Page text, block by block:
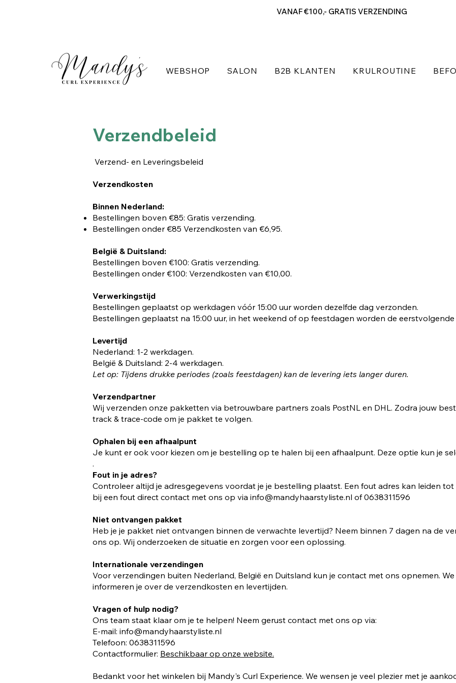
VANAF €100,- GRATIS VERZENDING
WEBSHOP SALON B2B KLANTEN KRULROUTINE
Verzendbeleid
Verzend- en Leveringsbeleid
Verzendkosten
Binnen Nederland:
Bestellingen boven €85: Gratis verzending.
Bestellingen onder €85 Verzendkosten van €6,95.
België & Duitsland:
Bestellingen boven €100: Gratis verzending.
Bestellingen onder €100: Verzendkosten van €10,00.
Verwerkingstijd
Bestellingen geplaatst op werkdagen vóór 15:00 uur worden dezelfde dag verzonden.
Bestellingen geplaatst na 15:00 uur, in het weekend of op feestdagen worden de
Levertijd
Nederland: 1-2 werkdagen.
België & Duitsland: 2-4 werkdagen.
Let op: Tijdens drukke periodes (zoals feestdagen) kan de levering iets langer duren.
Verzendpartner
Wij verzenden onze pakketten via betrouwbare partners zoals PostNL en DHL. Zodra jouw
track & trace-code om je pakket te volgen.
Ophalen bij een afhaalpunt
Je kunt er ook voor kiezen om je bestelling op te halen bij een afhaalpunt. Deze optie kun je
.
Fout in je adres?
Controleer altijd je adresgegevens voordat je je bestelling plaatst. Een fout adres kan leiden
bij een fout direct contact met ons op via info@mandyhaarstyliste.nl of 0638311596
Niet ontvangen pakket
Heb je je pakket niet ontvangen binnen de verwachte levertijd? Neem binnen 7 dagen na de
ons op. Wij onderzoeken de situatie en zorgen voor een oplossing.
Internationale verzendingen
Voor verzendingen buiten Nederland, België en Duitsland kun je contact met ons opnemen.
informeren je over de verzendkosten en levertijden.
Vragen of hulp nodig?
Ons team staat klaar om je te helpen! Neem gerust contact met ons op via:
E-mail: info@mandyhaarstyliste.nl
Telefoon: 0638311596
Contactformulier: Beschikbaar op onze website.
Bedankt voor het winkelen bij Mandy's Curl Experience. We wensen je veel plezier met je